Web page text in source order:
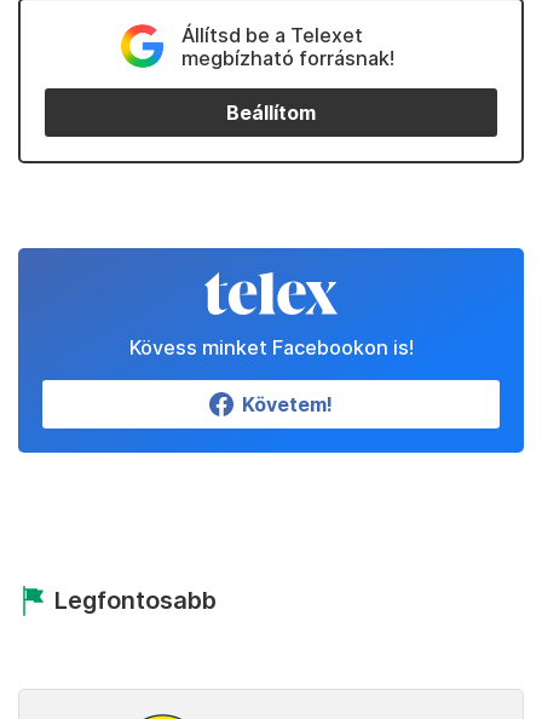
Állítsd be a Telexet
megbízható forrásnak!
Beállítom
Kövess minket Facebookon is!
Követem!
Legfontosabb